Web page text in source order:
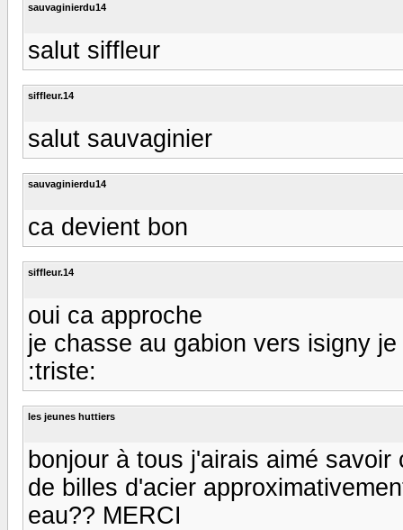
sauvaginierdu14
salut siffleur
siffleur.14
salut sauvaginier
sauvaginierdu14
ca devient bon
siffleur.14
oui ca approche
je chasse au gabion vers isigny
:triste:
les jeunes huttiers
bonjour à tous j'airais aimé
de billes d'acier
eau?? MERCI